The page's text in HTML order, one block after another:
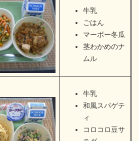
牛乳
ごはん
マーボー冬瓜
茎わかめのナ
ムル
牛乳
和風スパゲテ
ィ
コロコロ豆サ